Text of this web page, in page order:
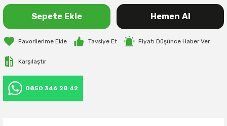
Sepete Ekle Hemen Al
Tavsiye Et Fiyatı Düşünce Haber Ver
Karşılaştır
0850 346 28 42